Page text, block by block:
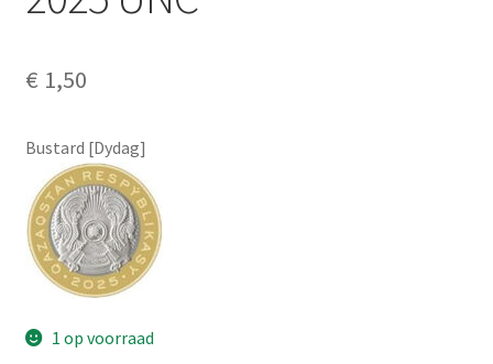
€ 1,50
Bustard [Dydag]
1 op voorraad